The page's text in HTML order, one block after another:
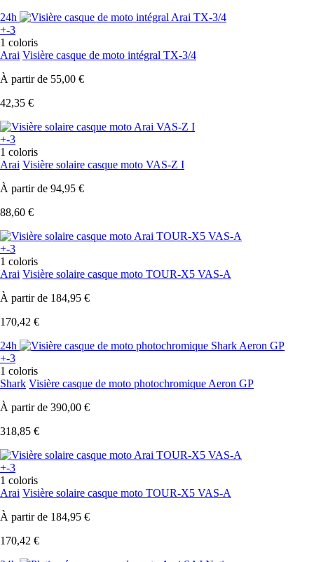
24h
+-3
1 coloris
Arai Visière casque de moto intégral TX-3/4
À partir de 55,00 €
42,35 €
+-3
1 coloris
Arai Visière solaire casque moto VAS-Z I
À partir de 94,95 €
88,60 €
+-3
1 coloris
Arai Visière solaire casque moto TOUR-X5 VAS-A
À partir de 184,95 €
170,42 €
24h
+-3
1 coloris
Shark Visière casque de moto photochromique Aeron GP
À partir de 390,00 €
318,85 €
+-3
1 coloris
Arai Visière solaire casque moto TOUR-X5 VAS-A
À partir de 184,95 €
170,42 €